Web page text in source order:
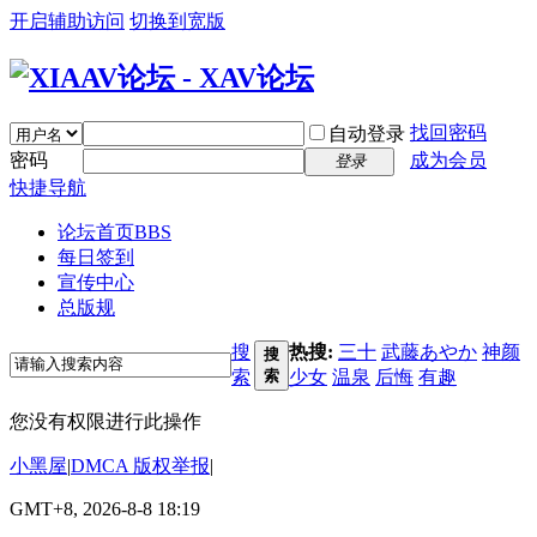
开启辅助访问 切换到宽版
自动登录 找回密码
密码
登录
成为会员
快捷导航
论坛首页BBS
每日签到
宣传中心
总版规
搜
索
搜
索
热搜: 三十 武藤あやか 神颜
少女 温泉 后悔 有趣
您没有权限进行此操作
小黑屋|DMCA 版权举报|
GMT+8, 2026-8-8 18:19